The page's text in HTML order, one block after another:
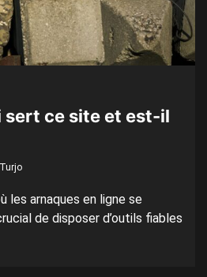
sert ce site et est-il
les arnaques en ligne se
de disposer d’outils fiables